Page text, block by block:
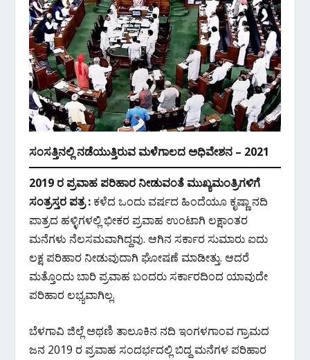
ಸಂಸತ್ತಿನಲ್ಲಿ ನಡೆಯುತ್ತಿರುವ ಮಳೆಗಾಲದ ಅಧಿವೇಶನ – 2021
2019 ರ ಪ್ರವಾಹ ಪರಿಹಾರ ನೀಡುವಂತೆ ಮುಖ್ಯಮಂತ್ರಿಗಳಿಗೆ
ಸಂತ್ರಸ್ತರ ಪತ್ರ : ಕಳೆದ ಒಂದು ವರ್ಷದ ಹಿಂದೆಯೂ ಕೃಷ್ಣಾ ನದಿ
ಪಾತ್ರದ ಹಳ್ಳಿಗಳಲ್ಲಿ ಭೀಕರ ಪ್ರವಾಹ ಉಂಟಾಗಿ ಲಕ್ಷಾಂತರ
ಮನೆಗಳು ನೆಲಸಮವಾಗಿದ್ದವು. ಆಗಿನ ಸರ್ಕಾರ ಸುಮಾರು ಐದು
ಲಕ್ಷ ಪರಿಹಾರ ನೀಡುವುದಾಗಿ ಘೋಷಣೆ ಮಾಡೀತ್ತು. ಆದರೆ
ಮತ್ತೊಂದು ಬಾರಿ ಪ್ರವಾಹ ಬಂದರು ಸರ್ಕಾರದಿಂದ ಯಾವುದೇ
ಪರಿಹಾರ ಲಭ್ಯವಾಗಿಲ್ಲ.
ಬೆಳಗಾವಿ ಜಿಲ್ಲೆ ಅಥಣಿ ತಾಲೂಕಿನ ನದಿ ಇಂಗಳಗಾಂವ ಗ್ರಾಮದ
ಜನ 2019 ರ ಪ್ರವಾಹ ಸಂದರ್ಭದಲ್ಲಿ ಬಿದ್ದ ಮನೆಗಳ ಪರಿಹಾರ